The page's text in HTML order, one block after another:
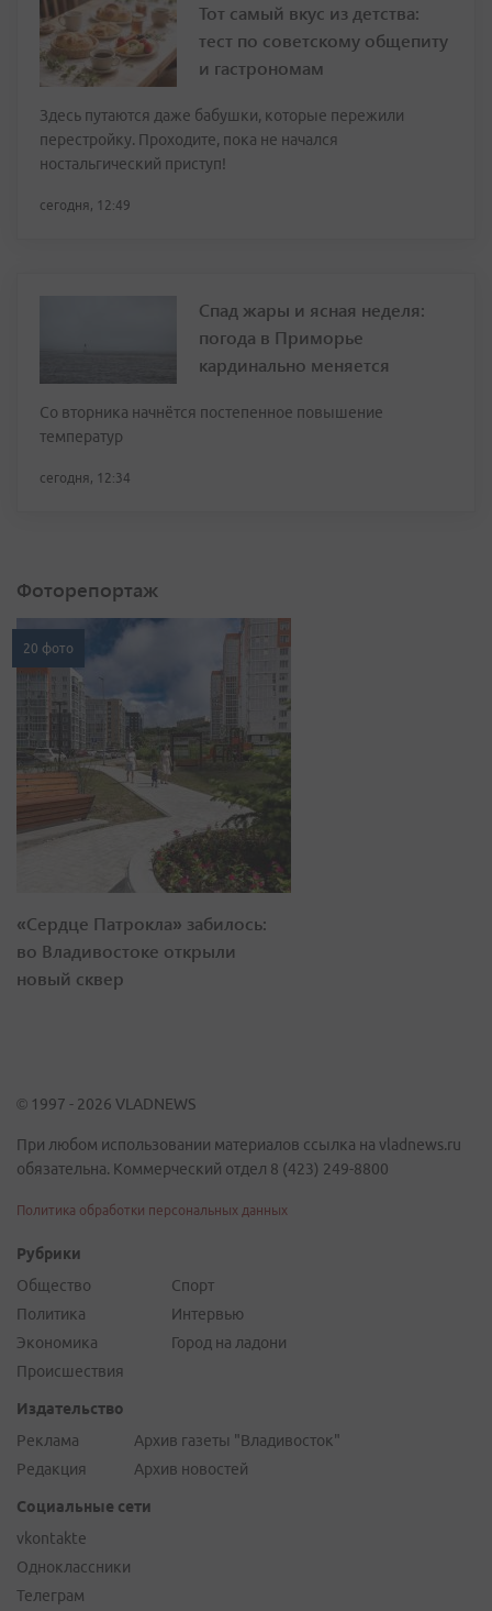
Тот самый вкус из детства:
тест по советскому общепиту
и гастрономам
Здесь путаются даже бабушки, которые пережили
перестройку. Проходите, пока не начался
ностальгический приступ!
сегодня, 12:49
Спад жары и ясная неделя:
погода в Приморье
кардинально меняется
Со вторника начнётся постепенное повышение
температур
сегодня, 12:34
Фоторепортаж
20 фото
«Сердце Патрокла» забилось:
во Владивостоке открыли
новый сквер
© 1997 - 2026 VLADNEWS
При любом использовании материалов ссылка на vladnews.ru
обязательна. Коммерческий отдел 8 (423) 249-8800
Политика обработки персональных данных
Рубрики
Общество
Политика
Экономика
Происшествия
Спорт
Интервью
Город на ладони
Издательство
Реклама
Редакция
Архив газеты "Владивосток"
Архив новостей
Социальные сети
vkontakte
Одноклассники
Телеграм